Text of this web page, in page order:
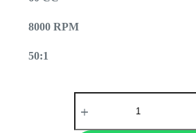
8000 RPM
50:1